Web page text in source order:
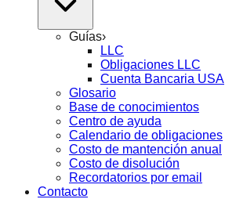
Guías›
LLC
Obligaciones LLC
Cuenta Bancaria USA
Glosario
Base de conocimientos
Centro de ayuda
Calendario de obligaciones
Costo de mantención anual
Costo de disolución
Recordatorios por email
Contacto